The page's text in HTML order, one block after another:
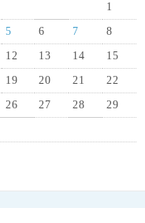
1
5 6 7 8
12 13 14 15
19 20 21 22
26 27 28 29